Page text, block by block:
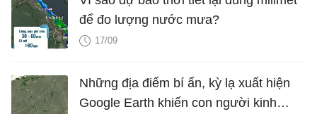
để đo lượng nước mưa?
17/09
Những địa điểm bí ẩn, kỳ lạ xuất hiện
Google Earth khiến con người kinh